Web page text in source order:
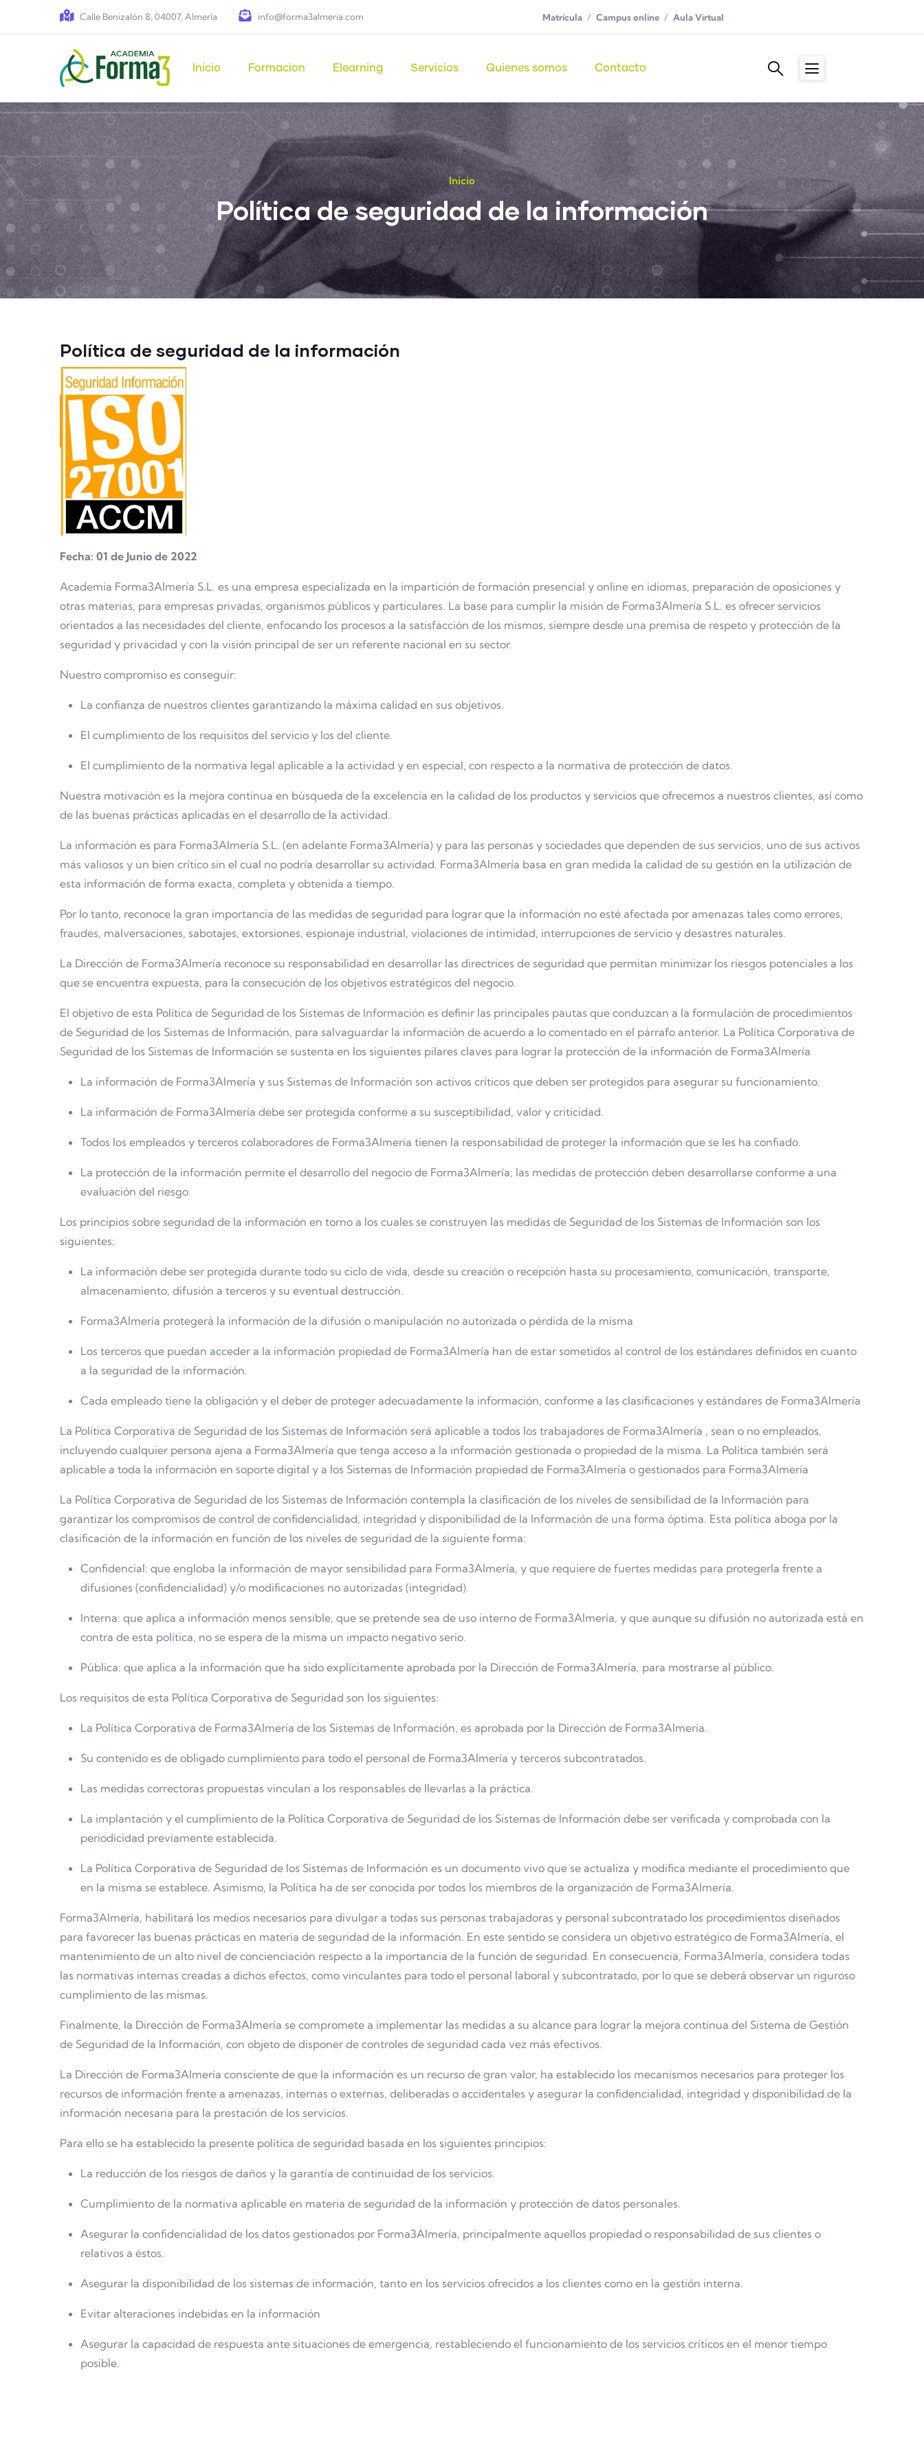
Pasar al contenido principal
Calle Benizalón 8, 04007, Almería info@forma3almeria.com Matrícula Campus online Aula Virtual
Inicio Formacion Elearning Servicios Quienes somos Contacto
Inicio
Política de seguridad de la información
Política de seguridad de la información
Fecha: 01 de Junio de 2022
Academia Forma3Almería S.L. es una empresa especializada en la impartición de formación presencial y online en idiomas, preparación de oposiciones y
otras materias, para empresas privadas, organismos públicos y particulares. La base para cumplir la misión de Forma3Almería S.L. es ofrecer servicios
orientados a las necesidades del cliente, enfocando los procesos a la satisfacción de los mismos, siempre desde una premisa de respeto y protección de la
seguridad y privacidad y con la visión principal de ser un referente nacional en su sector.
Nuestro compromiso es conseguir:
La confianza de nuestros clientes garantizando la máxima calidad en sus objetivos.
El cumplimiento de los requisitos del servicio y los del cliente.
El cumplimiento de la normativa legal aplicable a la actividad y en especial, con respecto a la normativa de protección de datos.
Nuestra motivación es la mejora continua en búsqueda de la excelencia en la calidad de los productos y servicios que ofrecemos a nuestros clientes, así como
de las buenas prácticas aplicadas en el desarrollo de la actividad.
La información es para Forma3Almería S.L. (en adelante Forma3Almería) y para las personas y sociedades que dependen de sus servicios, uno de sus activos
más valiosos y un bien crítico sin el cual no podría desarrollar su actividad. Forma3Almería basa en gran medida la calidad de su gestión en la utilización de
esta información de forma exacta, completa y obtenida a tiempo.
Por lo tanto, reconoce la gran importancia de las medidas de seguridad para lograr que la información no esté afectada por amenazas tales como errores,
fraudes, malversaciones, sabotajes, extorsiones, espionaje industrial, violaciones de intimidad, interrupciones de servicio y desastres naturales.
La Dirección de Forma3Almería reconoce su responsabilidad en desarrollar las directrices de seguridad que permitan minimizar los riesgos potenciales a los
que se encuentra expuesta, para la consecución de los objetivos estratégicos del negocio.
El objetivo de esta Política de Seguridad de los Sistemas de Información es definir las principales pautas que conduzcan a la formulación de procedimientos
de Seguridad de los Sistemas de Información, para salvaguardar la información de acuerdo a lo comentado en el párrafo anterior. La Política Corporativa de
Seguridad de los Sistemas de Información se sustenta en los siguientes pilares claves para lograr la protección de la información de Forma3Almería
La información de Forma3Almería y sus Sistemas de Información son activos críticos que deben ser protegidos para asegurar su funcionamiento.
La información de Forma3Almería debe ser protegida conforme a su susceptibilidad, valor y criticidad.
Todos los empleados y terceros colaboradores de Forma3Almería tienen la responsabilidad de proteger la información que se les ha confiado.
La protección de la información permite el desarrollo del negocio de Forma3Almería; las medidas de protección deben desarrollarse conforme a una
evaluación del riesgo.
Los principios sobre seguridad de la información en torno a los cuales se construyen las medidas de Seguridad de los Sistemas de Información son los
siguientes:
La información debe ser protegida durante todo su ciclo de vida, desde su creación o recepción hasta su procesamiento, comunicación, transporte,
almacenamiento, difusión a terceros y su eventual destrucción.
Forma3Almería protegerá la información de la difusión o manipulación no autorizada o pérdida de la misma
Los terceros que puedan acceder a la información propiedad de Forma3Almería han de estar sometidos al control de los estándares definidos en cuanto
a la seguridad de la información.
Cada empleado tiene la obligación y el deber de proteger adecuadamente la información, conforme a las clasificaciones y estándares de Forma3Almería
La Política Corporativa de Seguridad de los Sistemas de Información será aplicable a todos los trabajadores de Forma3Almería , sean o no empleados,
incluyendo cualquier persona ajena a Forma3Almería que tenga acceso a la información gestionada o propiedad de la misma. La Política también será
aplicable a toda la información en soporte digital y a los Sistemas de Información propiedad de Forma3Almería o gestionados para Forma3Almería
La Política Corporativa de Seguridad de los Sistemas de Información contempla la clasificación de los niveles de sensibilidad de la Información para
garantizar los compromisos de control de confidencialidad, integridad y disponibilidad de la Información de una forma óptima. Esta política aboga por la
clasificación de la información en función de los niveles de seguridad de la siguiente forma:
Confidencial: que engloba la información de mayor sensibilidad para Forma3Almería, y que requiere de fuertes medidas para protegerla frente a
difusiones (confidencialidad) y/o modificaciones no autorizadas (integridad).
Interna: que aplica a información menos sensible, que se pretende sea de uso interno de Forma3Almería, y que aunque su difusión no autorizada está en
contra de esta política, no se espera de la misma un impacto negativo serio.
Pública: que aplica a la información que ha sido explícitamente aprobada por la Dirección de Forma3Almería, para mostrarse al público.
Los requisitos de esta Política Corporativa de Seguridad son los siguientes:
La Política Corporativa de Forma3Almería de los Sistemas de Información, es aprobada por la Dirección de Forma3Almería.
Su contenido es de obligado cumplimiento para todo el personal de Forma3Almería y terceros subcontratados.
Las medidas correctoras propuestas vinculan a los responsables de llevarlas a la práctica.
La implantación y el cumplimiento de la Política Corporativa de Seguridad de los Sistemas de Información debe ser verificada y comprobada con la
periodicidad previamente establecida.
La Política Corporativa de Seguridad de los Sistemas de Información es un documento vivo que se actualiza y modifica mediante el procedimiento que
en la misma se establece. Asimismo, la Política ha de ser conocida por todos los miembros de la organización de Forma3Almería.
Forma3Almería, habilitará los medios necesarios para divulgar a todas sus personas trabajadoras y personal subcontratado los procedimientos diseñados
para favorecer las buenas prácticas en materia de seguridad de la información. En este sentido se considera un objetivo estratégico de Forma3Almería, el
mantenimiento de un alto nivel de concienciación respecto a la importancia de la función de seguridad. En consecuencia, Forma3Almería, considera todas
las normativas internas creadas a dichos efectos, como vinculantes para todo el personal laboral y subcontratado, por lo que se deberá observar un riguroso
cumplimiento de las mismas.
Finalmente, la Dirección de Forma3Almería se compromete a implementar las medidas a su alcance para lograr la mejora continua del Sistema de Gestión
de Seguridad de la Información, con objeto de disponer de controles de seguridad cada vez más efectivos.
La Dirección de Forma3Almería consciente de que la información es un recurso de gran valor, ha establecido los mecanismos necesarios para proteger los
recursos de información frente a amenazas, internas o externas, deliberadas o accidentales y asegurar la confidencialidad, integridad y disponibilidad de la
información necesaria para la prestación de los servicios.
Para ello se ha establecido la presente política de seguridad basada en los siguientes principios:
La reducción de los riesgos de daños y la garantía de continuidad de los servicios.
Cumplimiento de la normativa aplicable en materia de seguridad de la información y protección de datos personales.
Asegurar la confidencialidad de los datos gestionados por Forma3Almería, principalmente aquellos propiedad o responsabilidad de sus clientes o
relativos a éstos.
Asegurar la disponibilidad de los sistemas de información, tanto en los servicios ofrecidos a los clientes como en la gestión interna.
Evitar alteraciones indebidas en la información
Asegurar la capacidad de respuesta ante situaciones de emergencia, restableciendo el funcionamiento de los servicios críticos en el menor tiempo
posible.